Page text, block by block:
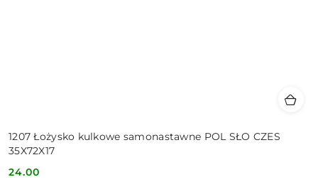
1207 Łożysko kulkowe samonastawne POL SŁO CZES
35X72X17
24.00